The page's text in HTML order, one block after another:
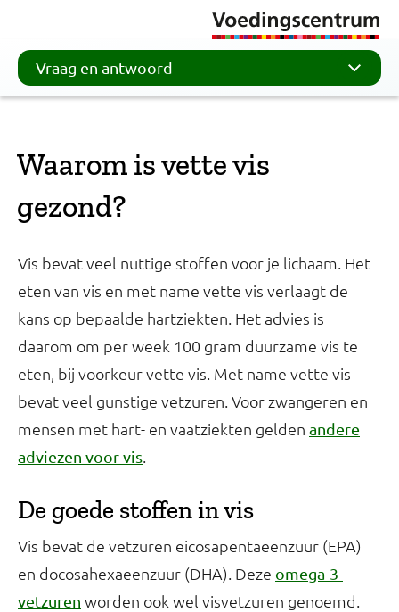
Vraag en antwoord
Waarom is vette vis
gezond?
Vis bevat veel nuttige stoffen voor je lichaam. Het
eten van vis en met name vette vis verlaagt de
kans op bepaalde hartziekten. Het advies is
daarom om per week 100 gram duurzame vis te
eten, bij voorkeur vette vis. Met name vette vis
bevat veel gunstige vetzuren. Voor zwangeren en
mensen met hart- en vaatziekten gelden andere
adviezen voor vis.
De goede stoffen in vis
Vis bevat de vetzuren eicosapentaeenzuur (EPA)
en docosahexaeenzuur (DHA). Deze omega-3-
vetzuren worden ook wel visvetzuren genoemd.